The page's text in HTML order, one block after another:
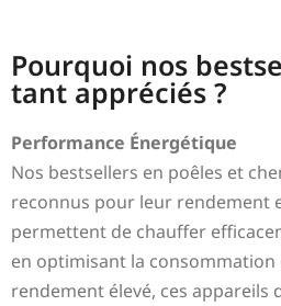
Pourquoi nos
tant appréciés ?
Performance Énergétique
Nos bestsellers en poêles et
reconnus pour leur rendement
permettent de chauffer
en optimisant la consommation
rendement élevé, ces appareils